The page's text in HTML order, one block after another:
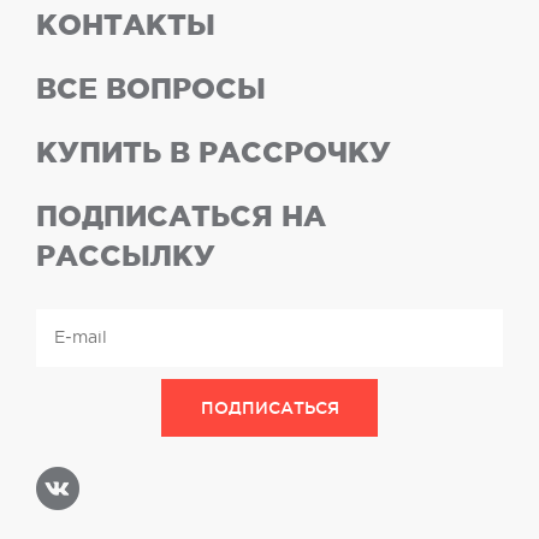
КОНТАКТЫ
ВСЕ ВОПРОСЫ
КУПИТЬ В РАССРОЧКУ
ПОДПИСАТЬСЯ НА
РАССЫЛКУ